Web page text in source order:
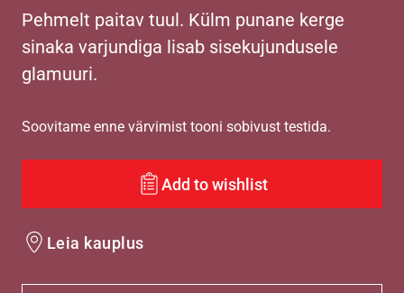
Pehmelt paitav tuul. Külm punane kerge
sinaka varjundiga lisab sisekujundusele
glamuuri.
Soovitame enne värvimist tooni sobivust testida.
Add to wishlist
Leia kauplus